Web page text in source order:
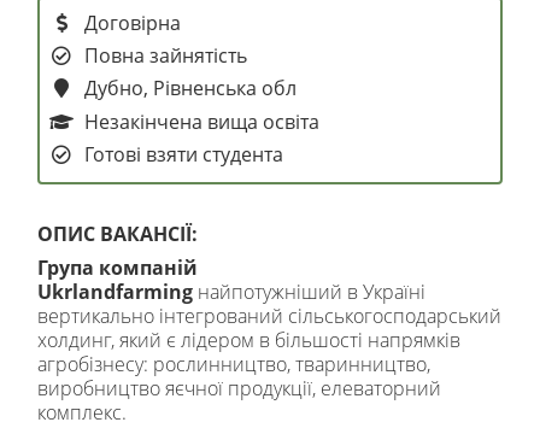
Договірна
Повна зайнятість
Дубно, Рівненська обл
Незакінчена вища освіта
Готові взяти студента
ОПИС ВАКАНСІЇ:
Група компаній
Ukrlandfarming найпотужніший в Україні
вертикально інтегрований сільськогосподарський
холдинг, який є лідером в більшості напрямків
агробізнесу: рослинництво, тваринництво,
виробництво яєчної продукції, елеваторний
комплекс.